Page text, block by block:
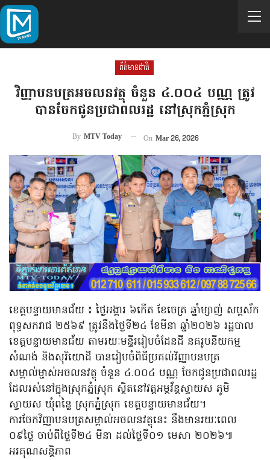
ព័ត៌មានជាតិ
វិញ្ញាបនបត្រអចលនវត្ថុ ចំនួន ៤.០០៤ បណ្ណ ត្រូវ
បានចែកជូនប្រជាពលរដ្ឋ នៅស្រុកភ្នំស្រុក
By MTV Today On Mar 26, 2026
ខេត្តបន្ទាយមានជ័យ ៖ ថ្ងៃអង្គារ ៦កើត ខែចេត្រ ឆ្នាំម្សាញ់ សប្តស័ក
ពុទ្ធសករាជ ២៥៦៩ ត្រូវនឹងថ្ងៃទី២៤ ខែមីនា ឆ្នាំ២០២៦ រដ្ឋបាល
ខេត្តបន្ទាយមានជ័យ តាមរយៈមន្ទីររៀបចំដែនដី នគរូបនីយកម្ម
សំណង់ និងសុរិយោដី បានរៀបចំពិធីប្រគល់វិញ្ញាបនបត្រ
សម្គាល់ម្ចាស់អចលនវត្ថុ ចំនួន ៤.០០៤ បណ្ណ ចែកជូនប្រជាពលរដ្ឋ
ដែលរស់នៅក្នុងស្រុកភ្នំស្រុក ស្ថិតនៅវត្តអម្ភវ័ន្តស្វាយស ភូមិ
ស្វាយស ឃុំពន្លៃ ស្រុកភ្នំស្រុក ខេត្តបន្ទាយមានជ័យ។
ការចែកវិញ្ញាបនបត្រសម្គាល់អចលនវត្ថុនេះ នឹងមានរយៈពេល
០៩ថ្ងៃ ចាប់ពីថ្ងៃទី២៤ មីនា ដល់ថ្ងៃទី០១ មេសា ២០២៦៕
អរគុណសន្តិភាព